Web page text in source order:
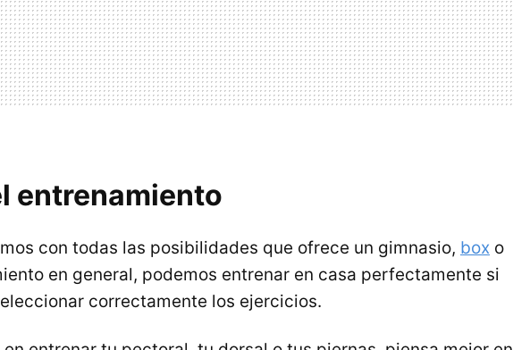
entrenamiento
con todas las posibilidades que ofrece un gimnasio, box o
en general, podemos entrenar en casa perfectamente si
correctamente los ejercicios.